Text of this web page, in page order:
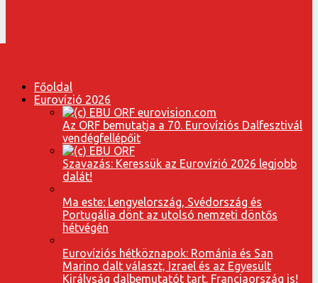
Főoldal
Eurovízió 2026
Az ORF bemutatja a 70. Eurovíziós Dalfesztivál
vendégfellépőit
Szavazás: Keressük az Eurovízió 2026 legjobb
dalát!
Ma este: Lengyelország, Svédország és
Portugália dönt az utolsó nemzeti döntős
hétvégén
Eurovíziós hétköznapok: Románia és San
Marino dalt választ, Izrael és az Egyesült
Királyság dalbemutatót tart. Franciaország is!